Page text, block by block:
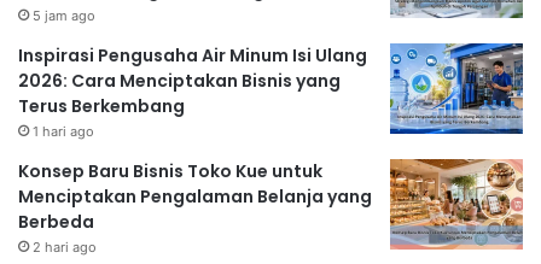
5 jam ago
Inspirasi Pengusaha Air Minum Isi Ulang
2026: Cara Menciptakan Bisnis yang
Terus Berkembang
1 hari ago
Konsep Baru Bisnis Toko Kue untuk
Menciptakan Pengalaman Belanja yang
Berbeda
2 hari ago